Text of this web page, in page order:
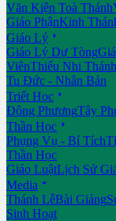
Văn Kiện Toà Thánh
Giáo PhậnKinh
Giáo Lý 
Giáo Lý Dự Tòng
ViênThiếu Nhi
Tu Đức - Nhân Bản
Triết Học 
Đông PhươngTây
Thần Học 
Phụng Vụ - Bí Tích
Thần Học
Giáo LuậtLịch Sử
Media 
Thánh LễBài Giảng
Sinh Hoạt